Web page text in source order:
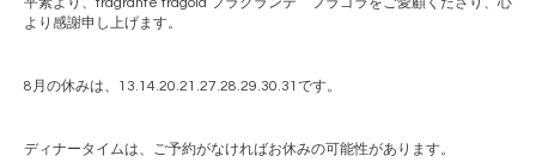
より感謝申し上げます。
8月の休みは、13.14.20.21.27.28.29.30.31です。
ディナータイムは、ご予約がなければお休みの可能性があります。